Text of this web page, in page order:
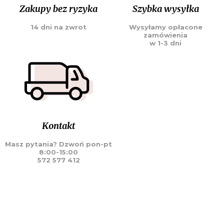
Zakupy bez ryzyka
14 dni na zwrot
Szybka wysyłka
Wysyłamy opłacone
zamówienia
w 1-3 dni
Kontakt
Masz pytania? Dzwoń pon-pt
8:00-15:00
572 577 412